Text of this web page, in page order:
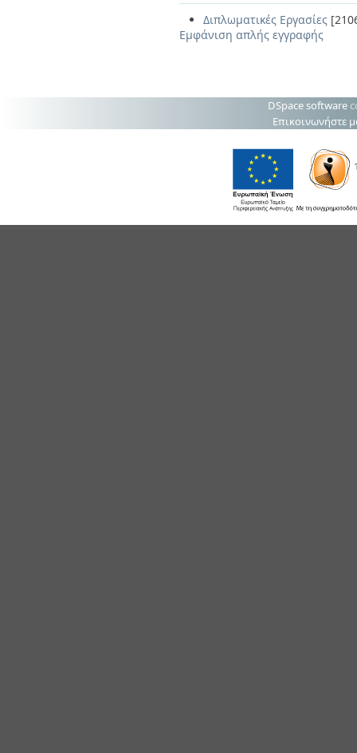
Διπλωματικές Εργασίες
Εμφάνιση απλής εγγραφής
DSpace software
Επικοινωνήστε